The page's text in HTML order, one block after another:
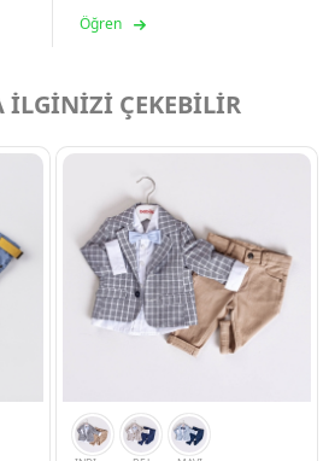
ERKEK BEBEK
ERKEK BEBEK
ERKEK BEBEK
Öğren
İLGİNİZİ ÇEKEBİLİR